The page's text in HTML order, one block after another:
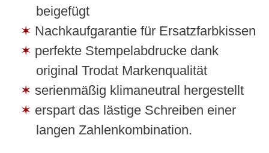
beigefügt
Nachkaufgarantie für Ersatzfarbkissen
perfekte Stempelabdrucke dank
original Trodat Markenqualität
serienmäßig klimaneutral hergestellt
erspart das lästige Schreiben einer
langen Zahlenkombination.